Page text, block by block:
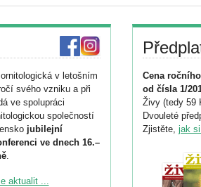
v letošním
svého vzniku a při
ve spolupráci
společností
jubilejní
ve dnech 16.–
.
ke konferenci
aktualit ...
Cena
od čísla 1/
Živy (tedy 59
Dvouleté
Zjistěte, jak